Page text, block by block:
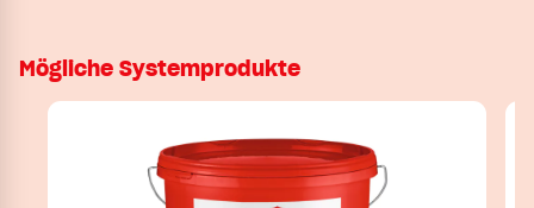
Mögliche Systemprodukte